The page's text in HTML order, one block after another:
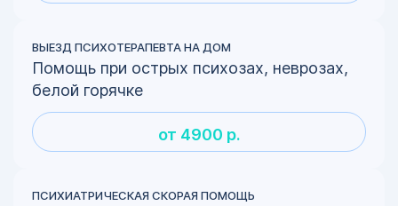
ВЫЕЗД ПСИХОТЕРАПЕВТА НА ДОМ
Помощь при острых психозах, неврозах,
белой горячке
от 4900 р.
ПСИХИАТРИЧЕСКАЯ СКОРАЯ ПОМОЩЬ